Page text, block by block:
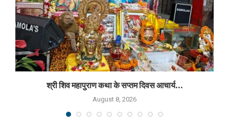
श्री शिव महापुराण कथा के सप्तम दिवस आचार्य...
August 8, 2026